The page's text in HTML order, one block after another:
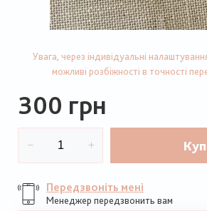
Увага, через індивідуальні
можливі розбіжності в точності
300 грн
Передзвоніть мені
Менеджер передзвонить вам